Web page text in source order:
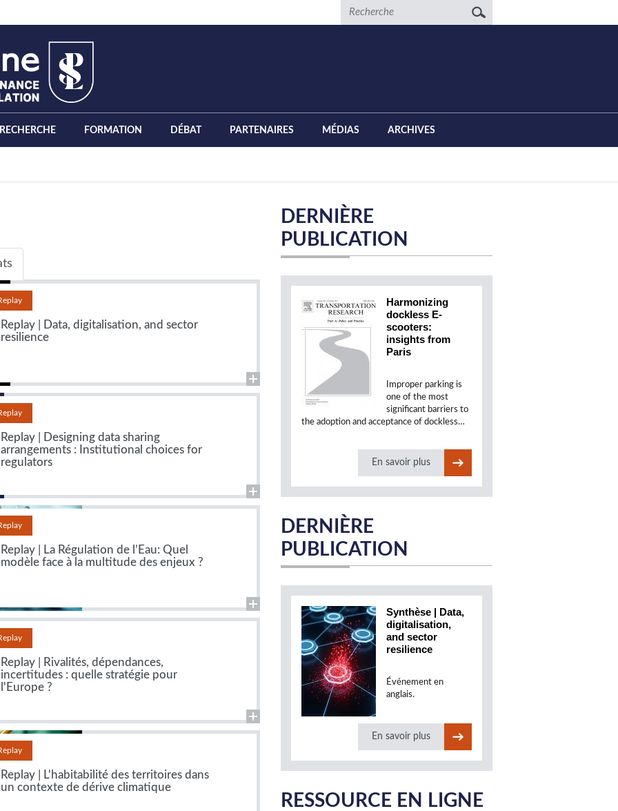
Recherche
RECHERCHE FORMATION DÉBAT PARTENAIRES MÉDIAS ARCHIVES
actif)
Replay | Data, digitalisation, and sector
resilience
Replay | Designing data sharing
arrangements : Institutional choices for
regulators
Replay | La Régulation de l’Eau: Quel
modèle face à la multitude des enjeux ?
Replay | Rivalités, dépendances,
incertitudes : quelle stratégie pour
l'Europe ?
Replay | L'habitabilité des territoires dans
un contexte de dérive climatique
DERNIÈRE
PUBLICATION
Harmonizing
dockless E-
scooters:
insights from
Paris
Improper parking is
one of the most
significant barriers to
the adoption and acceptance of dockless…
En savoir plus
DERNIÈRE
PUBLICATION
Synthèse | Data,
digitalisation,
and sector
resilience
Événement en
anglais.
En savoir plus
RESSOURCE EN LIGNE